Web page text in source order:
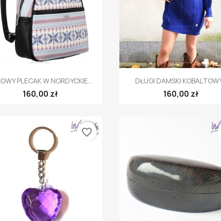
Szybki podgląd
PLECAK W NORDYCKIE...
160,00 zł
Szybki podgląd
DŁUGI DAMSKI
160,00 zł
favorite_border